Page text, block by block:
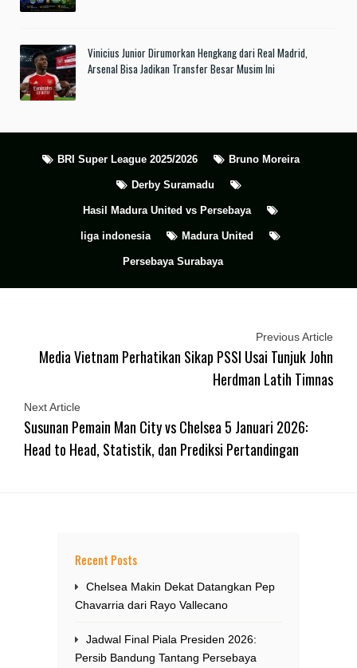
Vinicius Junior Dirumorkan Hengkang dari Real Madrid,
Arsenal Bisa Jadikan Transfer Besar Musim Ini
BRI Super League 2025/2026 Bruno Moreira
Derby Suramadu
Hasil Madura United vs Persebaya
liga indonesia Madura United
Persebaya Surabaya
Previous Article
Media Vietnam Perhatikan Sikap PSSI Usai Tunjuk John
Herdman Latih Timnas
Next Article
Susunan Pemain Man City vs Chelsea 5 Januari 2026:
Head to Head, Statistik, dan Prediksi Pertandingan
Recent Posts
Chelsea Makin Dekat Datangkan Pep
Chavarria dari Rayo Vallecano
Jadwal Final Piala Presiden 2026:
Persib Bandung Tantang Persebaya